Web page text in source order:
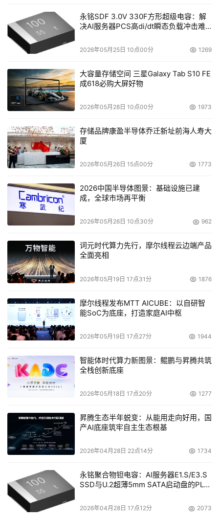
永铭SDF 3.0V 330F方形超级电容：解
决AI服务器PCS高di/dt瞬态负载冲击难
2026年05月25日 10点00分 1269
大容量存储空间 三星Galaxy Tab S10 FE
成618必购大屏好物
2026年05月28日 10点00分 1973
存储品牌康盈半导体乔迁新址前海人寿大
厦
2026年05月26日 15点00分 1773
2026中国半导体图景：基础设施已建
成，全球市场再平衡
2026年05月26日 10点30分 962
词元时代算力先行，摩尔线程云边端产品
全面亮相
2026年05月19日 17点31分 1876
摩尔线程发布MTT AICUBE：以自研智
能SoC为底座，打造家庭AI中枢
2026年05月19日 17点27分 1944
智能体时代算力新图景：鲲鹏与昇腾共筑
全栈创新底座
2026年05月18日 17点20分 1277
昇腾生态半年蜕变：从能用走向好用，国
产AI底座筑牢自主生态根基
2026年04月28日 22点14分 1734
永铭聚合物钽电容：AI服务器E1.S/E3.S
SSD与U.2超薄5mm SATA启动盘的PLP
2026年04月28日 17点12分 2073